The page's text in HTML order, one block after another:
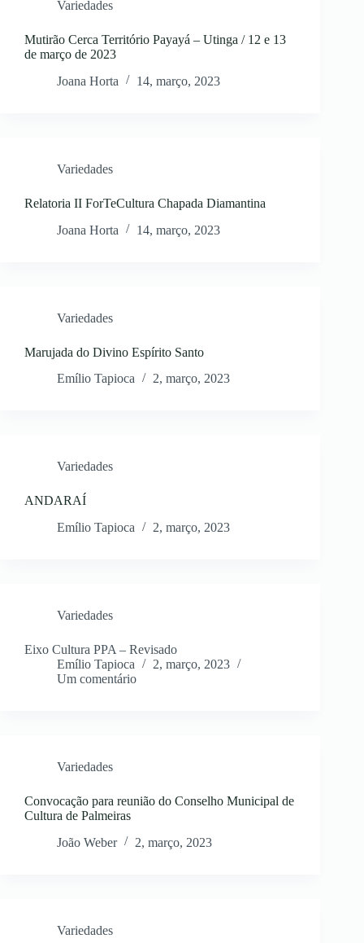
Variedades
Mutirão Cerca Território Payayá – Utinga / 12 e 13
de março de 2023
Joana Horta
14, março, 2023
Variedades
Relatoria II ForTeCultura Chapada Diamantina
Joana Horta
14, março, 2023
Variedades
Marujada do Divino Espírito Santo
Emílio Tapioca
2, março, 2023
Variedades
ANDARAÍ
Emílio Tapioca
2, março, 2023
Variedades
Eixo Cultura PPA – Revisado
Emílio Tapioca
2, março, 2023
Um comentário
Variedades
Convocação para reunião do Conselho Municipal de
Cultura de Palmeiras
João Weber
2, março, 2023
Variedades